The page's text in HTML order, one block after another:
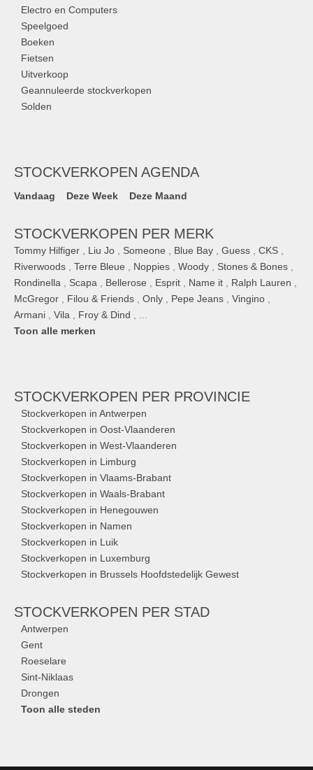
Electro en Computers
Speelgoed
Boeken
Fietsen
Uitverkoop
Geannuleerde stockverkopen
Solden
STOCKVERKOPEN AGENDA
Vandaag Deze Week Deze Maand
STOCKVERKOPEN PER MERK
Tommy Hilfiger Liu Jo Someone Blue Bay Guess CKS
Riverwoods
Terre Bleue Noppies Woody Stones & Bones
Rondinella
Scapa Bellerose Esprit Name it Ralph Lauren
McGregor
Filou & Friends Only Pepe Jeans Vingino
Armani
Vila Froy & Dind
Toon alle merken
STOCKVERKOPEN PER PROVINCIE
Stockverkopen in Antwerpen
Stockverkopen in Oost-Vlaanderen
Stockverkopen in West-Vlaanderen
Stockverkopen in Limburg
Stockverkopen in Vlaams-Brabant
Stockverkopen in Waals-Brabant
Stockverkopen in Henegouwen
Stockverkopen in Namen
Stockverkopen in Luik
Stockverkopen in Luxemburg
Stockverkopen in Brussels Hoofdstedelijk Gewest
STOCKVERKOPEN PER STAD
Antwerpen
Gent
Roeselare
Sint-Niklaas
Drongen
Toon alle steden